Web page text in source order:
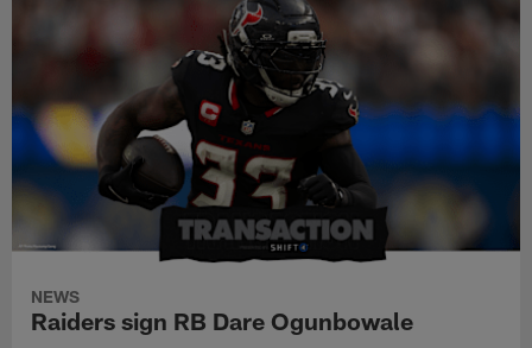
NEWS
Raiders sign RB Dare Ogunbowale